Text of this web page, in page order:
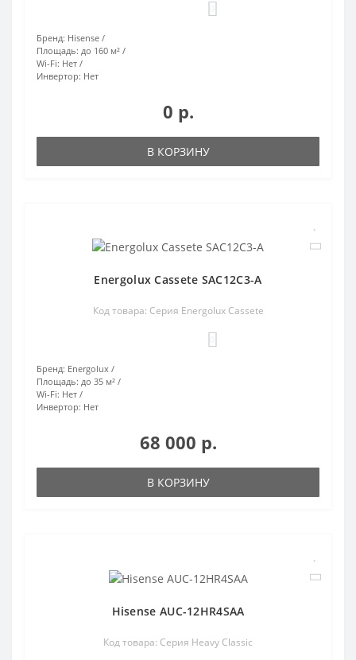
Бренд: Hisense
Площадь: до 160 м²
Wi-Fi: Нет
Инвертор: Нет
0 р.
В КОРЗИНУ
Energolux Cassete SAC12C3-A
Код товара: Серия Energolux Cassete
Бренд: Energolux
Площадь: до 35 м²
Wi-Fi: Нет
Инвертор: Нет
68 000 р.
В КОРЗИНУ
Hisense AUC-12HR4SAA
Код товара: Серия Heavy Classic